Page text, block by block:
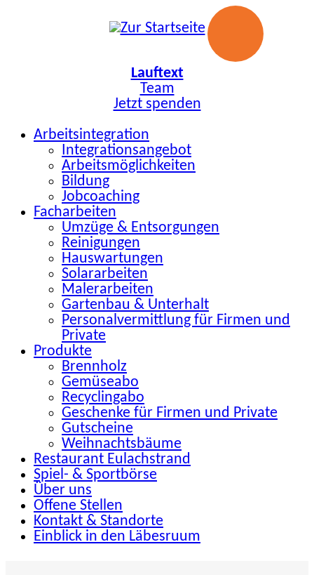
Lauftext
Team
Jetzt spenden
Arbeitsintegration
Integrationsangebot
Arbeitsmöglichkeiten
Bildung
Jobcoaching
Facharbeiten
Umzüge & Entsorgungen
Reinigungen
Hauswartungen
Solararbeiten
Malerarbeiten
Gartenbau & Unterhalt
Personalvermittlung für Firmen und
Private
Produkte
Brennholz
Gemüseabo
Recyclingabo
Geschenke für Firmen und Private
Gutscheine
Weihnachtsbäume
Restaurant Eulachstrand
Spiel- & Sportbörse
Über uns
Offene Stellen
Kontakt & Standorte
Einblick in den Läbesruum